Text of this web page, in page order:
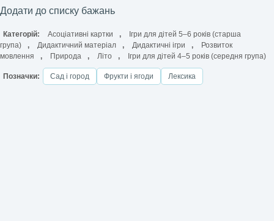
Додати до списку бажань
Категорій: Асоціативні картки ,
Ігри для дітей 5–6 років (старша
група)
, Дидактичний матеріал , Дидактичні ігри ,
Розвиток
мовлення
, Природа , Літо , Ігри для дітей 4–5 років (середня група)
Позначки: Сад і город Фрукти і ягоди Лексика